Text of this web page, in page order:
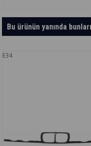
Bu ürünün yanında
E34